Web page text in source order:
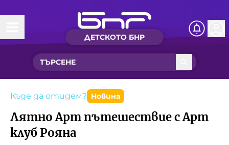
ДЕТСКОТО БНР
Начало
Какво ново?
Рубрики с вълшебства
Детско радио
Къде да отидем? Новина
Лятно Арт пътешествие с Арт
клуб Рояна